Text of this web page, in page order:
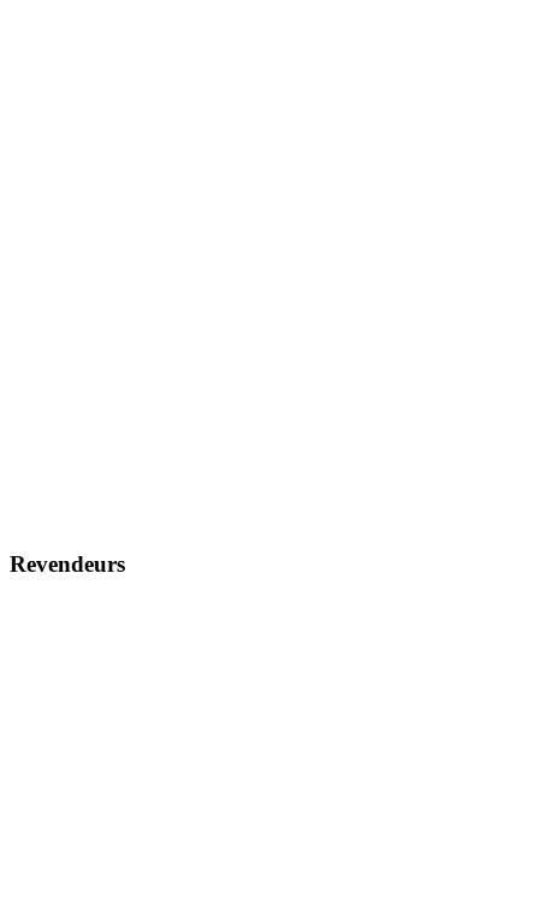
Revendeurs